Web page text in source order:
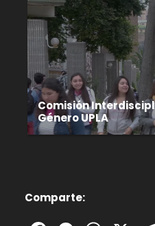
Comisión
Género UPLA
Comparte: